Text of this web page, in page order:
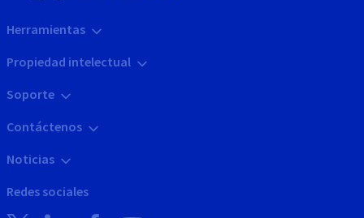
Herramientas
Propiedad intelectual
Soporte
Contáctenos
Noticias
Redes sociales